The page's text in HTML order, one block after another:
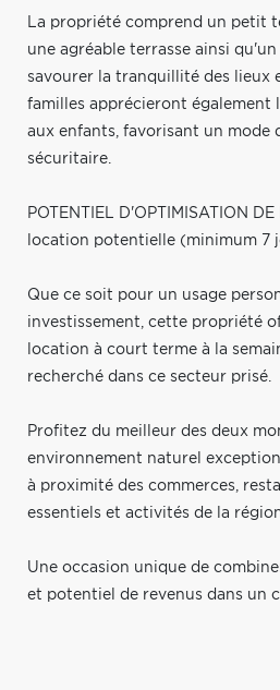
La propriété comprend un petit
une agréable terrasse ainsi
savourer la tranquillité des lieux
familles apprécieront également
aux enfants, favorisant un mode
sécuritaire.
POTENTIEL D'OPTIMISATION
location potentielle (minimum 7
Que ce soit pour un usage
investissement, cette propriété
location à court terme à la
recherché dans ce secteur prisé.
Profitez du meilleur des deux
environnement naturel
à proximité des commerces,
essentiels et activités de la
Une occasion unique de
et potentiel de revenus dans un